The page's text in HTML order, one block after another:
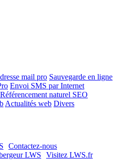
mail pro Sauvegarde en ligne
Envoi SMS par Internet
Référencement naturel SEO
Actualités web Divers
Contactez-nous
Visitez LWS.fr